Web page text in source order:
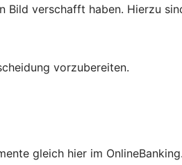
Bild verschafft haben. Hierzu
vorzubereiten.
gleich hier im OnlineBanking.